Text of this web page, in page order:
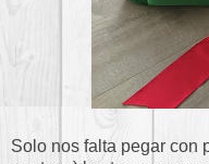
Solo nos falta pegar con